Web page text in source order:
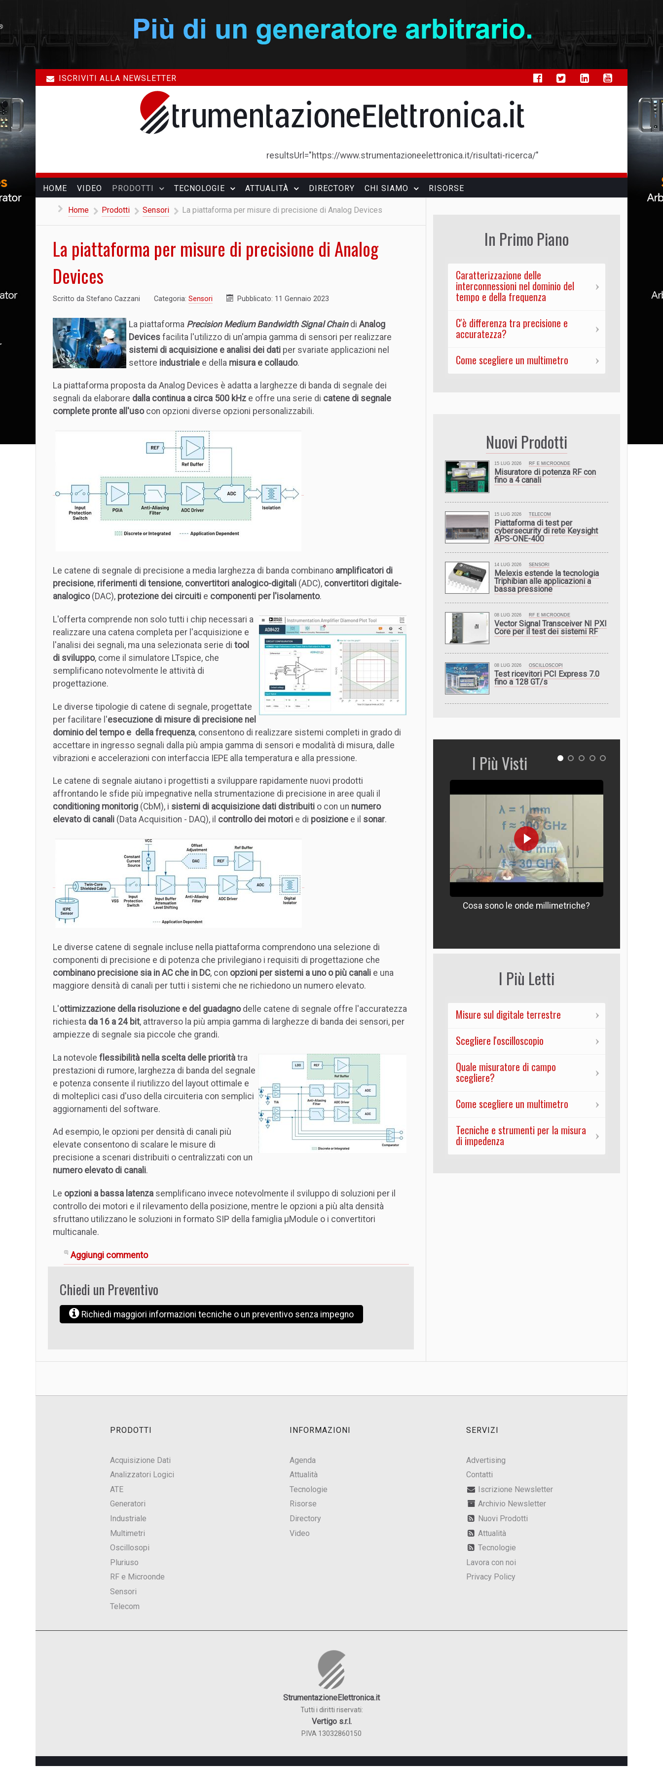
ISCRIVITI ALLA NEWSLETTER
resultsUrl="https://www.strumentazioneelettronica.it/risultati-ricerca/"
HOME VIDEO PRODOTTI TECNOLOGIE ATTUALITÀ DIRECTORY CHI SIAMO RISORSE
Home Prodotti Sensori La piattaforma per misure di precisione di Analog Devices
La piattaforma per misure di precisione di Analog
Devices
Scritto da Stefano Cazzani Categoria: Sensori Pubblicato: 11 Gennaio 2023
La piattaforma Precision Medium Bandwidth Signal Chaindi Analog
Devices facilita l'utilizzo di un'ampia gamma di sensori per realizzare
sistemi di acquisizione e analisi dei dati per svariate applicazioni nel
settore industriale e della misura e collaudo.
La piattaforma proposta da Analog Devices è adatta a larghezze di banda di segnale dei
segnali da elaborare dalla continua a circa 500 kHz e offre una serie di catene di segnale
complete pronte all'usocon opzioni diverse opzioni personalizzabili.
Le catene di segnale di precisione a media larghezza di banda combinano amplificatori di
precisione, riferimenti di tensione, convertitori analogico-digitali (ADC), convertitori digitale-
analogico(DAC), protezione dei circuiti e componenti per l'isolamento.
L'offerta comprende non solo tutti i chip necessari a
realizzare una catena completa per l'acquisizione e
l'analisi dei segnali, ma una selezionata serie di tool
di sviluppo, come il simulatore LTspice, che
semplificano notevolmente le attività di
progettazione.
Le diverse tipologie di catene di segnale, progettate
per facilitare l'esecuzione di misure di precisione nel
dominio del tempo e della frequenza, consentono di realizzare sistemi completi in grado di
accettare in ingresso segnali dalla più ampia gamma di sensori e modalità di misura, dalle
vibrazioni e accelerazioni con interfaccia IEPE alla temperatura e alla pressione.
Le catene di segnale aiutano i progettisti a sviluppare rapidamente nuovi prodotti
affrontando le sfide più impegnative nella strumentazione di precisione in aree quali il
conditioning monitorig (CbM), i sistemi di acquisizione dati distribuiti o con un numero
elevato di canali (Data Acquisition - DAQ), il controllo dei motori e di posizione e il sonar.
Le diverse catene di segnale incluse nella piattaforma comprendono una selezione di
componenti di precisione e di potenza che privilegiano i requisiti di progettazione che
combinano precisione sia in AC che in DC, con opzioni per sistemi a uno o più canali e una
maggiore densità di canali per tutti i sistemi che ne richiedono un numero elevato.
L'ottimizzazione della risoluzione e del guadagnodelle catene di segnale offre l'accuratezza
richiesta da 16 a 24 bit, attraverso la più ampia gamma di larghezze di banda dei sensori, per
ampiezze di segnale sia piccole che grandi.
La notevole flessibilità nella scelta delle priorità tra
prestazioni di rumore, larghezza di banda del segnale
e potenza consente il riutilizzo del layout ottimale e
di molteplici casi d'uso della circuiteria con semplici
aggiornamenti del software.
Ad esempio, le opzioni per densità di canali più
elevate consentono di scalare le misure di
precisione a scenari distribuiti o centralizzati con un
numero elevato di canali.
Le opzioni a bassa latenza semplificano invece notevolmente il sviluppo di soluzioni per il
controllo dei motori e il rilevamento della posizione, mentre le opzioni a più alta densità
sfruttano utilizzano le soluzioni in formato SIP della famiglia µModule o i convertitori
multicanale.
Aggiungi commento
Chiedi un Preventivo
Richiedi maggiori informazioni tecniche o un preventivo senza impegno
In Primo Piano
Caratterizzazione delle
interconnessioni nel dominio del
tempo e della frequenza
C'è differenza tra precisione e
accuratezza?
Come scegliere un multimetro
Nuovi Prodotti
15 LUG 2026 RF E MICROONDE
Misuratore di potenza RF con
fino a 4 canali
15 LUG 2026 TELECOM
Piattaforma di test per
cybersecurity di rete Keysight
APS-ONE-400
14 LUG 2026 SENSORI
Melexis estende la tecnologia
Triphibian alle applicazioni a
bassa pressione
08 LUG 2026 RF E MICROONDE
Vector Signal Transceiver NI PXI
Core per il test dei sistemi RF
08 LUG 2026 OSCILLOSCOPI
Test ricevitori PCI Express 7.0
fino a 128 GT/s
I Più Visti
Cosa sono le onde millimetriche?
I Più Letti
Misure sul digitale terrestre
Scegliere l'oscilloscopio
Quale misuratore di campo
scegliere?
Come scegliere un multimetro
Tecniche e strumenti per la misura
di impedenza
PRODOTTI
Acquisizione Dati
Analizzatori Logici
ATE
Generatori
Industriale
Multimetri
Oscillosopi
Pluriuso
RF e Microonde
Sensori
Telecom
INFORMAZIONI
Agenda
Attualità
Tecnologie
Risorse
Directory
Video
SERVIZI
Advertising
Contatti
Iscrizione Newsletter
Archivio Newsletter
Nuovi Prodotti
Attualità
Tecnologie
Lavora con noi
Privacy Policy
StrumentazioneElettronica.it
Tutti i diritti riservati:
Vertigo s.r.l.
P.IVA 13032860150